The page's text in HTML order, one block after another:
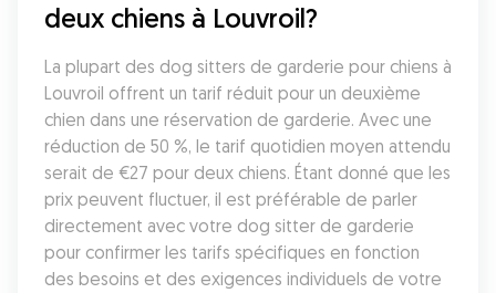
deux chiens à Louvroil?
La plupart des dog sitters de garderie pour chiens à
Louvroil offrent un tarif réduit pour un deuxième
chien dans une réservation de garderie. Avec une
réduction de 50 %, le tarif quotidien moyen attendu
serait de €27 pour deux chiens. Étant donné que les
prix peuvent fluctuer, il est préférable de parler
directement avec votre dog sitter de garderie
pour confirmer les tarifs spécifiques en fonction
des besoins et des exigences individuels de votre